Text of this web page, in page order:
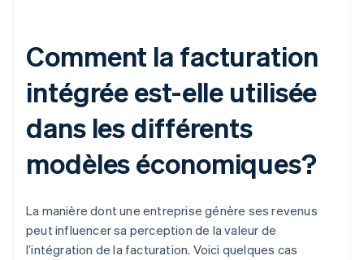
Comment la facturation
intégrée est-elle utilisée
dans les différents
modèles économiques?
La manière dont une entreprise génère ses revenus
peut influencer sa perception de la valeur de
l’intégration de la facturation. Voici quelques cas